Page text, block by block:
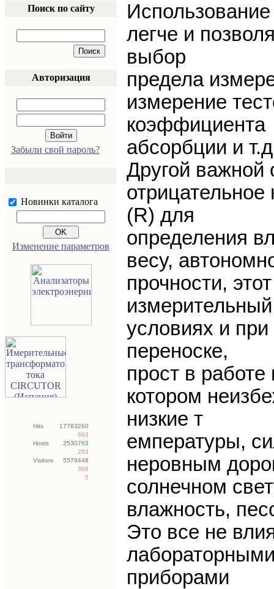
Поиск по сайту
Авторизация
Забыли свой пароль?
Новинки каталога
Изменение параметров
Hits
17783260
663
Hosts
2530763
253
Visitors
5579448
369
5
легче и
выбор
предела
измерение
коэффициента
абсорбции и
Другой важной
(R) для
определения
весу,
прочности, этот
условиях и
переноске,
прост в работе
котором
низкие т
емпературы,
неровным
солнечном
влажность,
Это все не
приборами